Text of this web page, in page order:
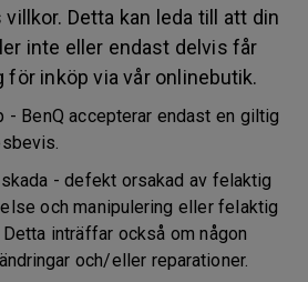
villkor. Detta kan leda till att din
inte eller endast delvis får
inköp via vår onlinebutik.
- BenQ accepterar endast en giltig
- defekt orsakad av felaktig
och manipulering eller felaktig
inträffar också om någon
och/eller reparationer.